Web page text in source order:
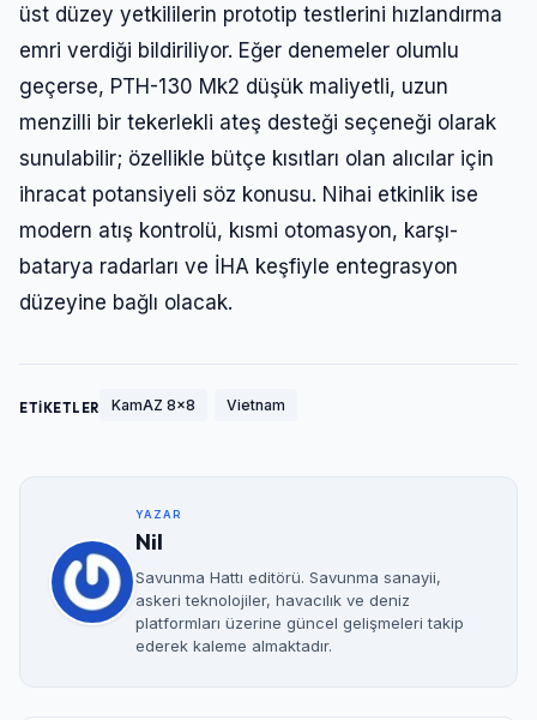
üst düzey yetkililerin prototip testlerini hızlandırma
emri verdiği bildiriliyor. Eğer denemeler olumlu
geçerse, PTH-130 Mk2 düşük maliyetli, uzun
menzilli bir tekerlekli ateş desteği seçeneği olarak
sunulabilir; özellikle bütçe kısıtları olan alıcılar için
ihracat potansiyeli söz konusu. Nihai etkinlik ise
modern atış kontrolü, kısmi otomasyon, karşı-
batarya radarları ve İHA keşfiyle entegrasyon
düzeyine bağlı olacak.
ETİKETLER KamAZ 8x8 Vietnam
YAZAR
Nil
Savunma Hattı editörü. Savunma sanayii,
askeri teknolojiler, havacılık ve deniz
platformları üzerine güncel gelişmeleri takip
ederek kaleme almaktadır.